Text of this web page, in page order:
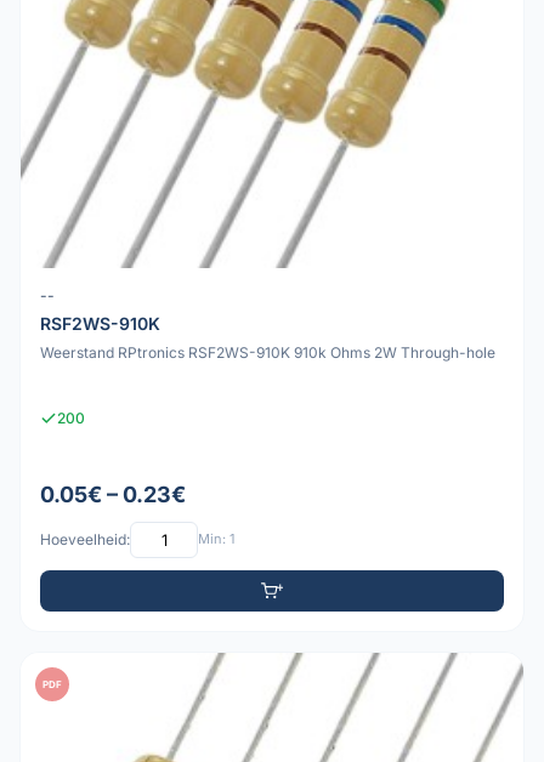
--
RSF2WS-910K
Weerstand RPtronics RSF2WS-910K 910k Ohms 2W Through-hole
200
0.05€ – 0.23€
Hoeveelheid: Min: 1
PDF